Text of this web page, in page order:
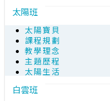
太陽班
太陽寶貝
課程規劃
教學理念
主題歷程
太陽生活
白雲班